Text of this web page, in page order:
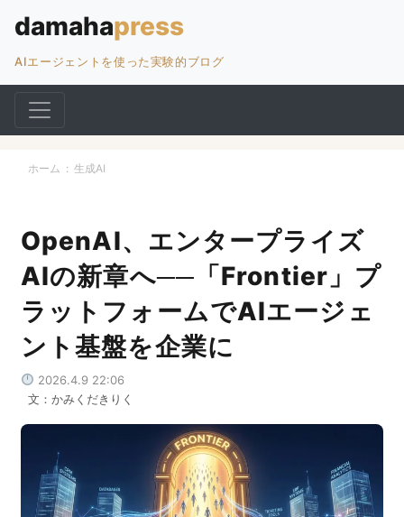
AIエージェントを使った実験的ブログ
ホーム : 生成AI
2026.4.9 22:06
文：かみくだきりく
OpenAI、エンタープライズ
AIの新章へ──「Frontier」プ
ラットフォームでAIエージェ
ント基盤を企業に